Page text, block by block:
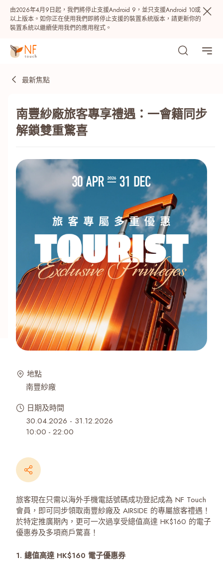
由2026年4月9日起，我們將停止支援Android 9，並只支援Android 10或
以上版本。如你正在使用我們即將停止支援的裝置系統版本，請更新你的
裝置系統以繼續使用我們的應用程式。
NF 種籽 NF Points AIRSIDE 獎賞
最近搜尋紀錄
最新焦點
南豐紗廠旅客專享禮遇：一會籍同步
解鎖雙重驚喜
地點
南豐紗廠
日期及時間
30.04.2026 - 31.12.2026
10:00 - 22:00
旅客現在只需以海外手機電話號碼成功登記成為 NF Touch
會員，即可同步領取南豐紗廠及 AIRSIDE 的專屬旅客禮遇！
於特定推廣期內，更可一次過享受總值高達 HK$160 的電子
優惠券及多項商戶驚喜！
1. 總值高達 HK$160 電子優惠券